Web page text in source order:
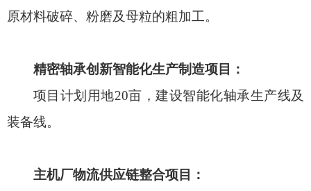
原材料破碎、粉磨及母粒的粗加工。
精密轴承创新智能化生产制造项目：
项目计划用地20亩，建设智能化轴承生产线及
装备线。
主机厂物流供应链整合项目：